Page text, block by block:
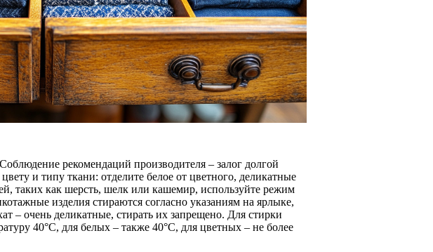
рекомендаций производителя – залог долгой
и типу ткани: отделите белое от цветного, деликатные
таких как шерсть, шелк или кашемир, используйте режим
изделия стираются согласно указаниям на ярлыке,
– очень деликатные, стирать их запрещено. Для стирки
40°C, для белых – также 40°C, для цветных – не более